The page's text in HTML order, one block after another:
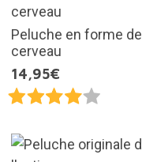
Peluche en forme de
cerveau
14,95€